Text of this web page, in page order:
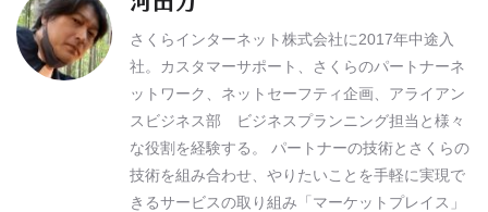
さくらインターネット株式会社に2017年中途入
社。カスタマーサポート、さくらのパートナーネ
ットワーク、ネットセーフティ企画、アライアン
スビジネス部 ビジネスプランニング担当と様々
な役割を経験する。 パートナーの技術とさくらの
技術を組み合わせ、やりたいことを手軽に実現で
きるサービスの取り組み「マーケットプレイス」